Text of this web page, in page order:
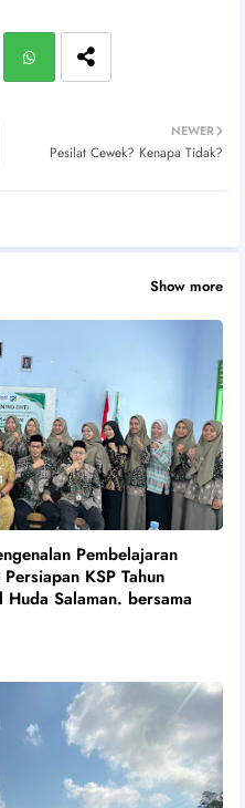
NEWER
Pesilat Cewek? Kenapa Tidak?
Show more
Pembelajaran
KSP Tahun
Salaman. bersama